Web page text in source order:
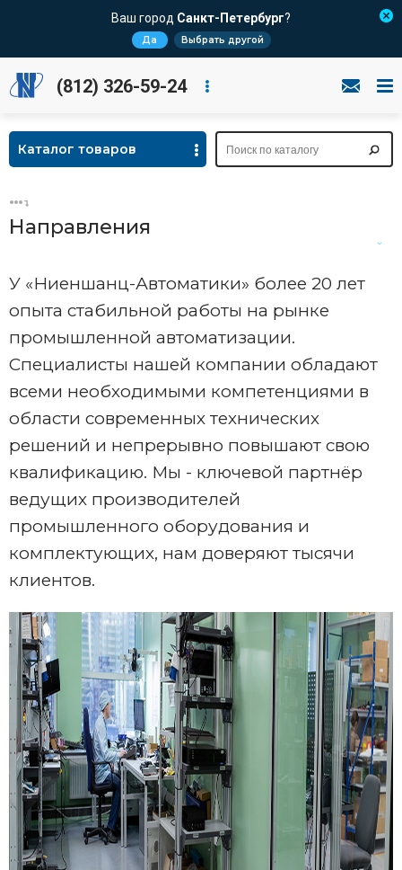
Ваш город Санкт-Петербург?
Да Выбрать другой
(812) 326-59-24
Каталог товаров
Направления
бюро
Тестовая
лаборатория
У «Ниеншанц-Автоматики» более 20 лет
опыта стабильной работы на рынке
промышленной автоматизации.
Специалисты нашей компании обладают
всеми необходимыми компетенциями в
области современных технических
решений и непрерывно повышают свою
квалификацию. Мы - ключевой партнёр
ведущих производителей
промышленного оборудования и
комплектующих, нам доверяют тысячи
клиентов.